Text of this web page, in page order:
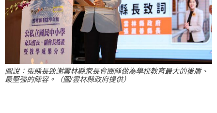
圖說：張縣長致謝雲林縣家長會團隊做為學校教育最大的後盾、
最堅強的陣容。（圖/雲林縣政府提供）